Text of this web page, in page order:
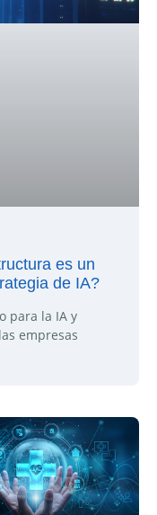
es un
de IA?
para la IA y
empresas